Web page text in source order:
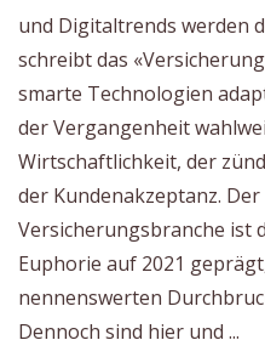
und Digitaltrends werden
schreibt das
smarte Technologien
der Vergangenheit
Wirtschaftlichkeit, der
der Kundenakzeptanz.
Versicherungsbranche ist
Euphorie auf 2021
nennenswerten
Dennoch sind hier und ...